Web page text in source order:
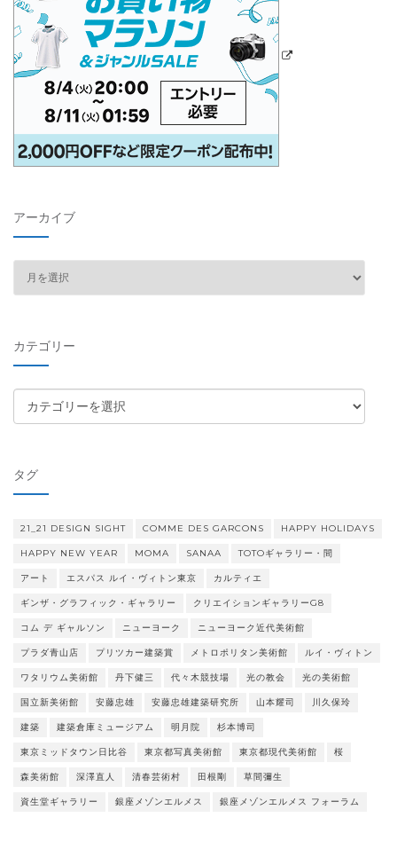
アーカイブ
ブ
カテゴリー
テ
ー
タグ
21_21 DESIGN SIGHT COMME DES GARCONS HAPPY HOLIDAYS
HAPPY NEW YEAR MOMA SANAA TOTOギャラリー・間
アート エスパス ルイ・ヴィトン東京 カルティエ
ギンザ・グラフィック・ギャラリー クリエイションギャラリーG8
コム デ ギャルソン ニューヨーク ニューヨーク近代美術館
プラダ青山店 プリツカー建築賞 メトロポリタン美術館 ルイ・ヴィトン
ワタリウム美術館 丹下健三 代々木競技場 光の教会 光の美術館
国立新美術館 安藤忠雄 安藤忠雄建築研究所 山本耀司 川久保玲
建築 建築倉庫ミュージアム 明月院 杉本博司
東京ミッドタウン日比谷 東京都写真美術館 東京都現代美術館 桜
森美術館 深澤直人 清春芸術村 田根剛 草間彌生
資生堂ギャラリー 銀座メゾンエルメス 銀座メゾンエルメス フォーラム